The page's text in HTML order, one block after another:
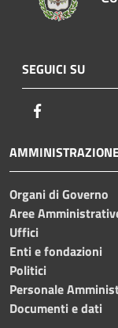
SEGUICI SU
Organi di Governo
Aree
Uffici
Enti e fondazioni
Politici
Personale
Documenti e dati